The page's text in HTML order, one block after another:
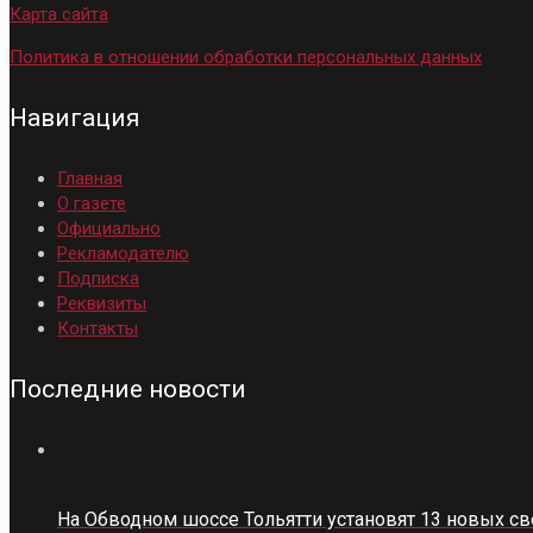
Карта сайта
Политика в отношении обработки персональных данных
Навигация
Главная
О газете
Официально
Рекламодателю
Подписка
Реквизиты
Контакты
Последние новости
На Обводном шоссе Тольятти установят 13 новых